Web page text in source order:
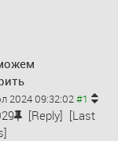
2024 09:32:02
[Reply] [Last